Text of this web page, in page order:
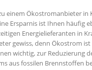
einem Ökostromanbieter in
Ersparnis ist Ihnen häufig
Energielieferanten in
gewiss, denn Ökostrom
wichtig, zur Reduzierung
aus fossilen Brennstoffen